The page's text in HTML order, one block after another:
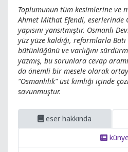
Toplumunun tüm kesimlerine ve
Ahmet Mithat Efendi, eserlerinde
yapısını yansıtmıştır. Osmanlı
yüz yüze kaldığı, reformlarla Batı
bütünlüğünü ve varlığını
yazmış, bu sorunlara cevap
da önemli bir mesele olarak
“Osmanlılık” üst kimliği içinde
savunmuştur.
eser hakkında
künye